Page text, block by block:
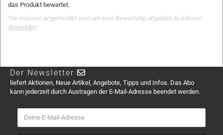
das Produkt bewertet.
Sie müssen angemeldet sein um eine Bewertung abgeben zu können.
Anmelden
Der Newsletter
liefert Aktionen, Neue Artikel, Angebote, Tipps und Infos. Das Abo
kann jederzeit durch Austragen der E-Mail-Adresse beendet werden.